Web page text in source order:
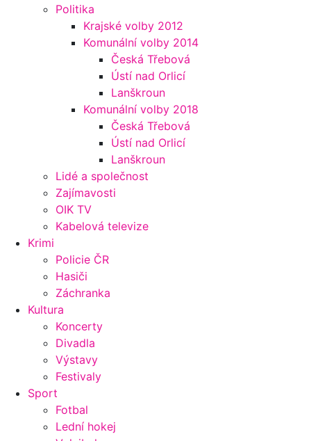
Politika
Krajské volby 2012
Komunální volby 2014
Česká Třebová
Ústí nad Orlicí
Lanškroun
Komunální volby 2018
Česká Třebová
Ústí nad Orlicí
Lanškroun
Lidé a společnost
Zajímavosti
OIK TV
Kabelová televize
Krimi
Policie ČR
Hasiči
Záchranka
Kultura
Koncerty
Divadla
Výstavy
Festivaly
Sport
Fotbal
Lední hokej